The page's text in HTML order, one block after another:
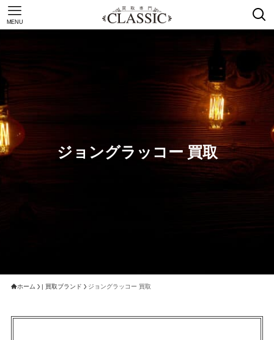
MENU
ジョングラッコー 買取
ホーム | 買取ブランド ジョングラッコー 買取